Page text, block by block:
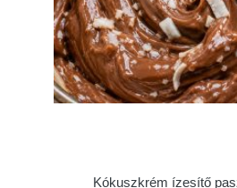
Kókuszkrém ízesítő